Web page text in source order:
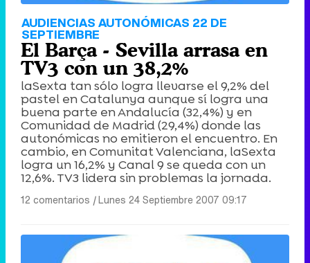
AUDIENCIAS AUTONÓMICAS 22 DE
SEPTIEMBRE
El Barça - Sevilla arrasa en
TV3 con un 38,2%
laSexta tan sólo logra llevarse el 9,2% del
pastel en Catalunya aunque sí logra una
buena parte en Andalucía (32,4%) y en
Comunidad de Madrid (29,4%) donde las
autonómicas no emitieron el encuentro. En
cambio, en Comunitat Valenciana, laSexta
logra un 16,2% y Canal 9 se queda con un
12,6%. TV3 lidera sin problemas la jornada.
12 comentarios |Lunes 24 Septiembre 2007 09:17